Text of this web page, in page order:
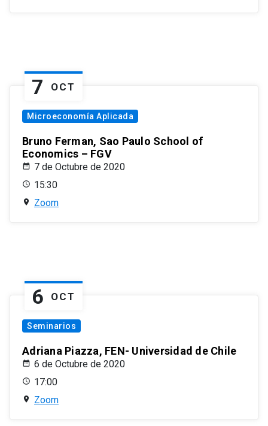
7 OCT
Microeconomía Aplicada
Bruno Ferman, Sao Paulo School of
Economics – FGV
7 de Octubre de 2020
15:30
Zoom
6 OCT
Seminarios
Adriana Piazza, FEN- Universidad de Chile
6 de Octubre de 2020
17:00
Zoom